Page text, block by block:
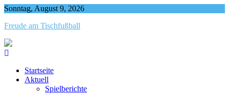
Skip
content
Sonntag, August 9, 2026
Freude am Tischfußball
Startseite
Aktuell
Spielberichte